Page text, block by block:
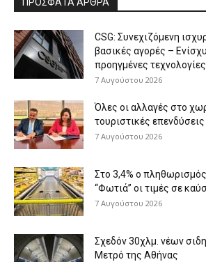
ΠΡΟΣΦΑΤΑ ΑΡΘΡΑ
CSG: Συνεχιζόμενη
βασικές αγορές –
προηγμένες τεχνολογίες
7 Αυγούστου 2026
Όλες οι αλλαγές στο
τουριστικές επενδύσεις
7 Αυγούστου 2026
Στο 3,4% ο πληθωρισμός
“Φωτιά” οι τιμές σε
7 Αυγούστου 2026
Σχεδόν 30χλμ. νέων
Μετρό της Αθήνας